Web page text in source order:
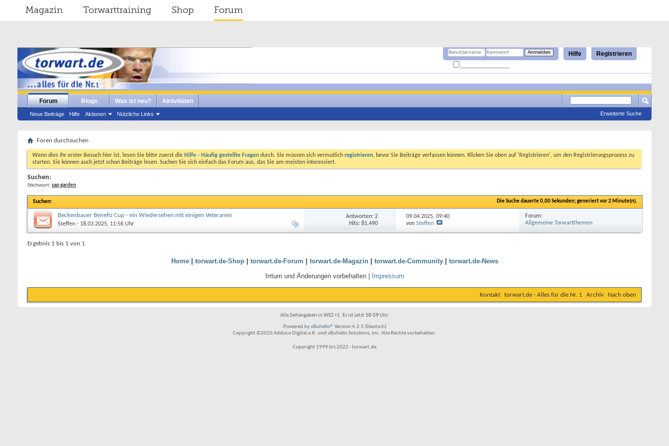
Magazin Torwarttraining Shop Forum
Registrieren
Hilfe
Forum
Neue Beiträge Hilfe Aktionen Nützliche Links
Blogs Was ist neu? Aktivitäten
Erweiterte Suche
Foren durchsuchen
Wenn dies Ihr erster Besuch hier ist, lesen Sie bitte zuerst die Hilfe - Häufig gestellte Fragen durch. Sie müssen sich vermutlich registrieren, bevor Sie Beiträge verfassen können. Klicken Sie oben auf 'Registrieren', um den Registrierungsprozess zu
starten. Sie können auch jetzt schon Beiträge lesen. Suchen Sie sich einfach das Forum aus, das Sie am meisten interessiert.
Suchen:
Stichwort: sap garden
Suchen: Die Suche dauerte0,00Sekunden; generiert vor 2 Minute(n).
Beckenbauer Benefiz Cup - ein Wiedersehen mit einigen Veteranen
Steffen - 18.03.2025, 11:56 Uhr
Antworten: 2
Hits: 81.490
09.04.2025,09:40
vonSteffen
Forum:
Allgemeine Torwartthemen
Ergebnis 1 bis 1 von 1
Home| torwart.de-Shop| torwart.de-Forum torwart.de-Magazin| torwart.de-Community| torwart.de-News
Irrtum und Änderungen vorbehalten |
Impressum
Kontakt torwart.de - Alles für die Nr. 1 Archiv Nach oben
Alle Zeitangaben in WEZ +1. Es ist jetzt 10:59Uhr.
Powered byvBulletin® Version 4.2.5 (Deutsch)
Copyright ©2026 Adduco Digital e.K. und vBulletin Solutions, Inc. Alle Rechte vorbehalten.
Copyright 1999 bis 2022 - torwart.de